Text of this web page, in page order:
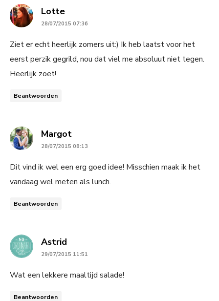
Lottesays:
28/07/2015 07:36
Ziet er echt heerlijk zomers uit:) Ik heb laatst voor het
eerst perzik gegrild, nou dat viel me absoluut niet tegen.
Heerlijk zoet!
Beantwoorden
Margotsays:
28/07/2015 08:13
Dit vind ik wel een erg goed idee! Misschien maak ik het
vandaag wel meten als lunch.
Beantwoorden
Astrid
29/07/2015 11:51
Wat een lekkere maaltijd salade!
Beantwoorden